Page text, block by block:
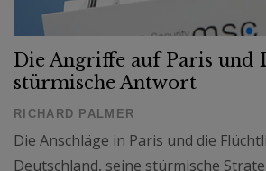
Die Angriffe auf Paris und
stürmische Antwort
RICHARD PALMER
Die Anschläge in Paris und die
Deutschland, seine stürmische